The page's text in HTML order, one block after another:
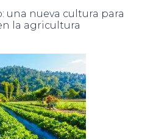
una nueva cultura para
la agricultura